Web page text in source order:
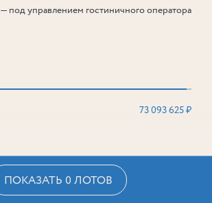
— под управлением гостиничного оператора
73 093 625 ₽
ПОКАЗАТЬ 0 ЛОТОВ